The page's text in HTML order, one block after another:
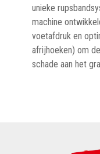
unieke
machine
voetafdruk en
afrijhoeken) om
schade aan het